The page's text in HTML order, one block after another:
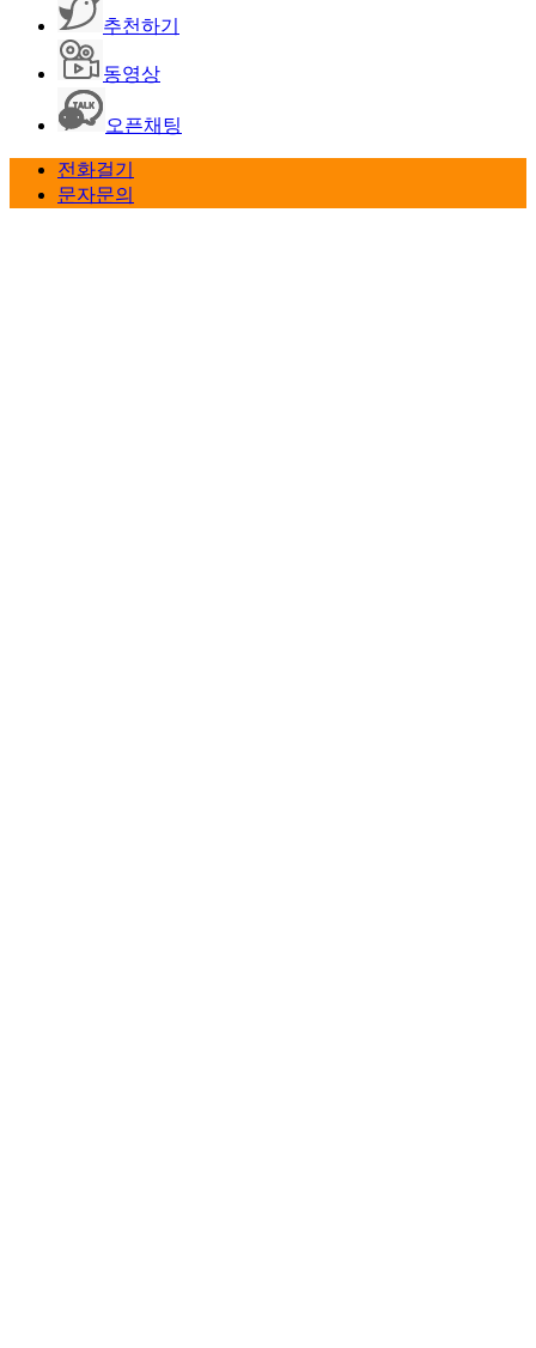
추천하기
동영상
오픈채팅
전화걸기
문자문의